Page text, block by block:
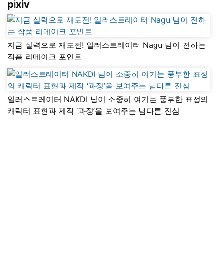
pixiv
지금 실력으로 재도전! 일러스트레이터 Nagu 님이 전하는
작품 리메이크 포인트
일러스트레이터 NAKDI 님이 소중히 여기는 풍부한 표정의
캐릭터 표현과 제작 ‘과정’을 보여주는 남다른 진심